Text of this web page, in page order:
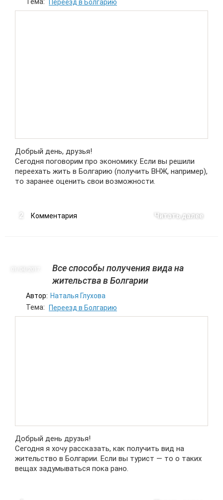
Переезд в Болгарию
Добрый день, друзья!
Сегодня поговорим про экономику. Если вы решили
переехать жить в Болгарию (получить ВНЖ, например),
то заранее оценить свои возможности.
2 Комментария Читать далее
Все способы получения вида на
жительства в Болгарии
Автор: Наталья Глухова
Тема:
Переезд в Болгарию
Добрый день друзья!
Сегодня я хочу рассказать, как получить вид на
жительство в Болгарии. Если вы турист — то о таких
вещах задумываться пока рано.